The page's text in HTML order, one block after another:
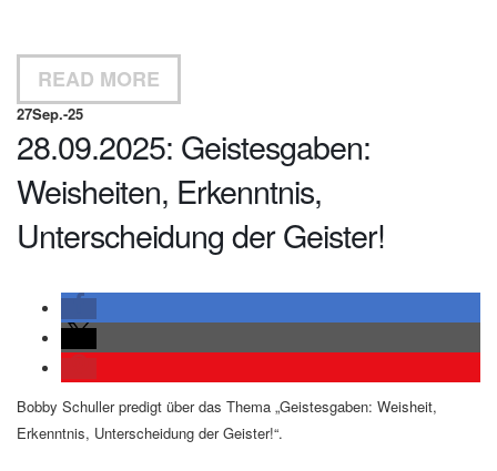
READ MORE
27Sep.-25
28.09.2025: Geistesgaben:
Weisheiten, Erkenntnis,
Unterscheidung der Geister!
Bobby Schuller predigt über das Thema „Geistesgaben: Weisheit,
Erkenntnis, Unterscheidung der Geister!“.